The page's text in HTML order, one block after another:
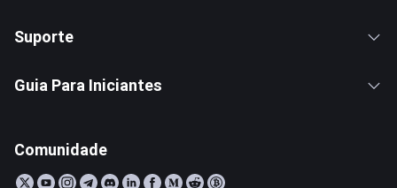
Suporte
Guia Para Iniciantes
Comunidade